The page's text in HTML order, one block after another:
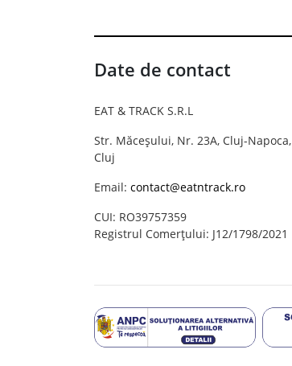
Date de contact
EAT & TRACK S.R.L
Str. Măceșului, Nr. 23A, Cluj-Napoca,
Cluj
Email: contact@eatntrack.ro
CUI: RO39757359
Registrul Comerțului: J12/1798/2021